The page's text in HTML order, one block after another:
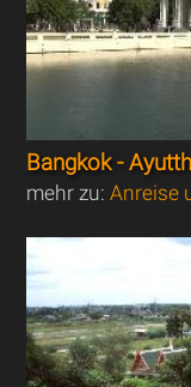
Bangkok -
mehr zu:Anreise